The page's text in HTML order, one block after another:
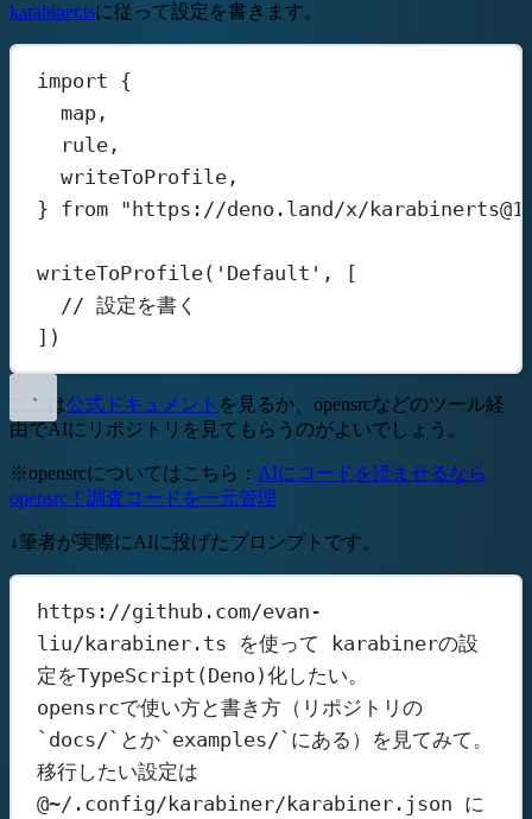
karabiner.tsに従って設定を書きます。
import {
map,
rule,
writeToProfile,
} from "https://deno.land/x/
writeToProfile( 'Default' , [
// 設定を書く
])
ここは公式ドキュメント を見るか、opensrcなどのツール経
由でAIにリポジトリを見てもらうのがよいでしょう。
※opensrcについてはこちら： AIにコードを読ませるなら
opensrc！調査コードを一元管理
↓筆者が実際にAIに投げたプロンプトです。
https://github.com/evan-
liu/karabiner.ts を使って karabinerの設
定をTypeScript(Deno)化したい。
opensrcで使い方と書き方（リポジトリの
`docs/`とか`examples/`にある）を見てみて。
移行したい設定は
@~/.config/karabiner/karabiner.json に